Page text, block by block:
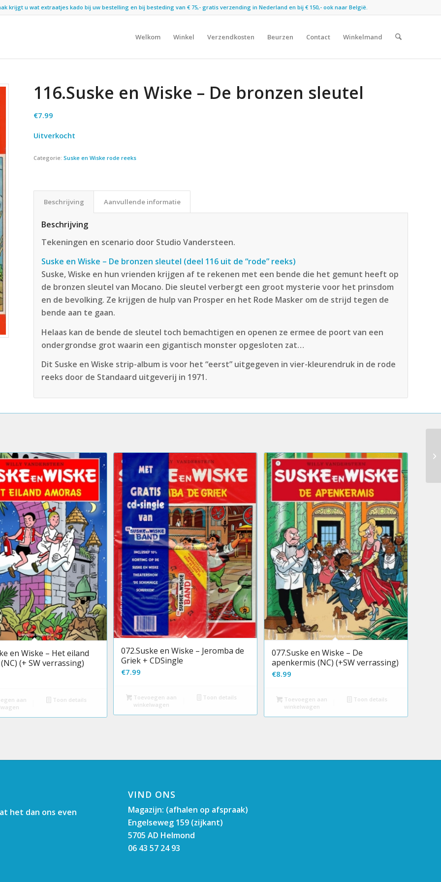
krijgt u wat extraatjes kado bij uw bestelling en bij besteding van € 75,- gratis verzending in Nederland en bij € 150,- ook naar België.
Welkom Winkel Verzendkosten Beurzen Contact Winkelmand
116.Suske en Wiske – De bronzen sleutel
€7.99
Uitverkocht
Categorie:Suske en Wiske rode reeks
Beschrijving Aanvullende informatie
Beschrijving
Tekeningen en scenario door Studio Vandersteen.
Suske en Wiske – De bronzen sleutel (deel 116 uit de “rode” reeks)
Suske, Wiske en hun vrienden krijgen af te rekenen met een bende die het gemunt heeft op
de bronzen sleutel van Mocano. Die sleutel verbergt een groot mysterie voor het prinsdom
en de bevolking. Ze krijgen de hulp van Prosper en het Rode Masker om de strijd tegen de
bende aan te gaan.
Helaas kan de bende de sleutel toch bemachtigen en openen ze ermee de poort van een
ondergrondse grot waarin een gigantisch monster opgesloten zat…
Dit Suske en Wiske strip-album is voor het “eerst” uitgegeven in vier-kleurendruk in de rode
reeks door de Standaard uitgeverij in 1971.
en Wiske – Het eiland
(+ SW verrassing)
aan
Toon details
072.Suske en Wiske – Jeromba de
Griek + CDSingle
€7.99
Toevoegen aan
winkelwagen
Toon details
077.Suske en Wiske – De
apenkermis (NC) (+SW verrassing)
€8.99
Toevoegen aan
winkelwagen
Toon details
het dan ons even
VIND ONS
Magazijn: (afhalen op afspraak)
Engelseweg 159 (zijkant)
5705 AD Helmond
06 43 57 24 93